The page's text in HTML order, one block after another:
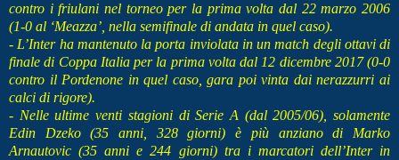
contro i friulani nel torneo per la prima volta dal 22 marzo 2006
(1-0 al ‘Meazza’, nella semifinale di andata in quel caso).
- L’Inter ha mantenuto la porta inviolata in un match degli ottavi di
finale di Coppa Italia per la prima volta dal 12 dicembre 2017 (0-0
contro il Pordenone in quel caso, gara poi vinta dai nerazzurri ai
calci di rigore).
- Nelle ultime venti stagioni di Serie A (dal 2005/06), solamente
Edin Dzeko (35 anni, 328 giorni) è più anziano di Marko
Arnautovic (35 anni e 244 giorni) tra i marcatori dell’Inter in